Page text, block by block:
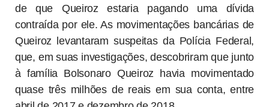
de que Queiroz estaria pagando uma dívida
contraída por ele. As movimentações bancárias de
Queiroz levantaram suspeitas da Polícia Federal,
que, em suas investigações, descobriram que junto
à família Bolsonaro Queiroz havia movimentado
quase três milhões de reais em sua conta, entre